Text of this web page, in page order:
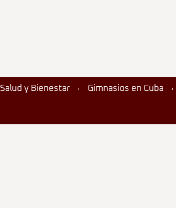
Salud y Bienestar Gimnasios en Cuba